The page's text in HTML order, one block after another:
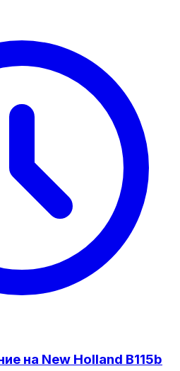
на New Holland B115b